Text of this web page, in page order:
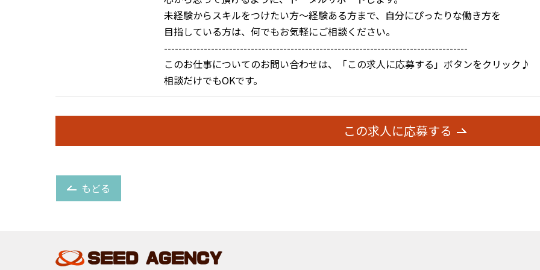
未経験からスキルをつけたい方～経験ある方まで、自分にぴったりな働き方を
目指している方は、何でもお気軽にご相談ください。
------------------------------------------------------------------------------------
このお仕事についてのお問い合わせは、「この求人に応募する」ボタンをクリック♪
相談だけでもOKです。
この求人に応募する
もどる